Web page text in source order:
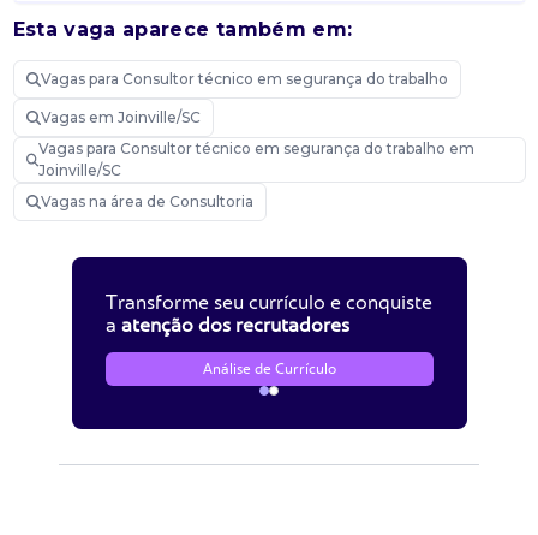
Esta vaga aparece também em:
Vagas para Consultor técnico em segurança do trabalho
Vagas em Joinville/SC
Vagas para Consultor técnico em segurança do trabalho em
Joinville/SC
Vagas na área de Consultoria
Transforme seu currículo e conquiste
a atenção dos recrutadores
Análise de Currículo